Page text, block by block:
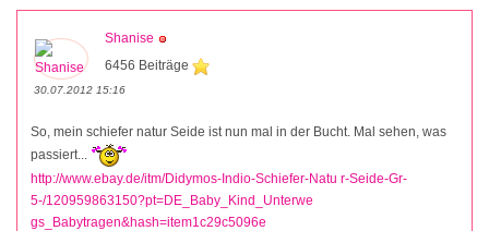
Shanise
6456 Beiträge
30.07.2012 15:16
So, mein schiefer natur Seide ist nun mal in der Bucht. Mal sehen, was
passiert...
http://www.ebay.de/itm/Didymos-Indio-Schiefer-Natu r-Seide-Gr-
5-/120959863150?pt=DE_Baby_Kind_Unterwe
gs_Babytragen&hash=item1c29c5096e